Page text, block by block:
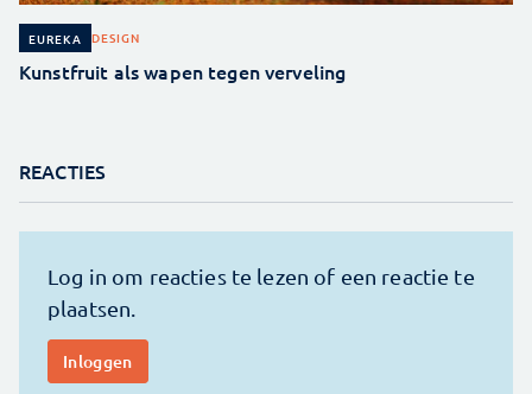
EUREKA DESIGN
Kunstfruit als wapen tegen verveling
REACTIES